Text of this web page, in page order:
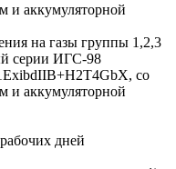
на газы группы 1,2,3
серии ИГС-98
со
и аккумуляторной
дней